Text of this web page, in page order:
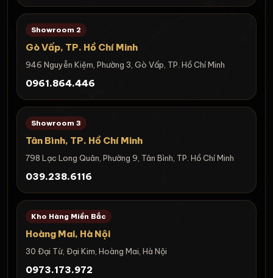
Showroom 2
Gò Vấp, TP. Hồ Chí Minh
946 Nguyễn Kiệm, Phường 3, Gò Vấp, TP. Hồ Chí Minh
0961.864.446
Showroom 3
Tân Bình, TP. Hồ Chí Minh
798 Lạc Long Quân, Phường 9, Tân Bình, TP. Hồ Chí Minh
039.238.6116
Kho Hàng Miền Bắc
Hoàng Mai, Hà Nội
30 Đại Từ, Đại Kim, Hoàng Mai, Hà Nội
0973.173.972